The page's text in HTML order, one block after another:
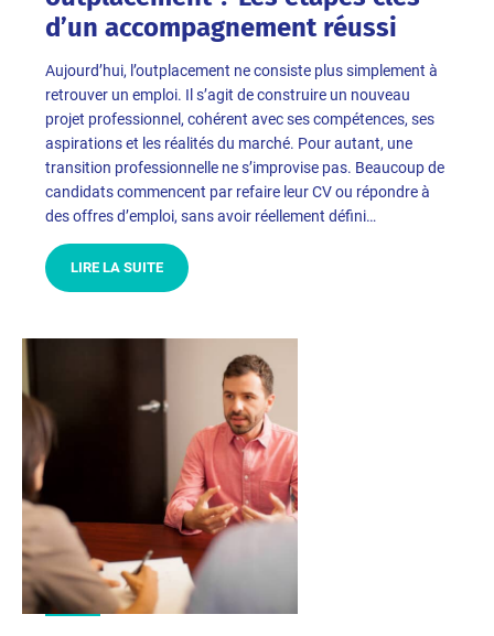
d’un accompagnement réussi
Aujourd’hui, l’outplacement ne consiste plus simplement à
retrouver un emploi. Il s’agit de construire un nouveau
projet professionnel, cohérent avec ses compétences, ses
aspirations et les réalités du marché. Pour autant, une
transition professionnelle ne s’improvise pas. Beaucoup de
candidats commencent par refaire leur CV ou répondre à
des offres d’emploi, sans avoir réellement défini…
LIRE LA SUITE